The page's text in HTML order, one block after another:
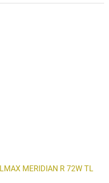
MERIDIAN R 72W TL